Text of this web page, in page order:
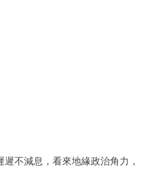
不減息，看來地緣政治角力，